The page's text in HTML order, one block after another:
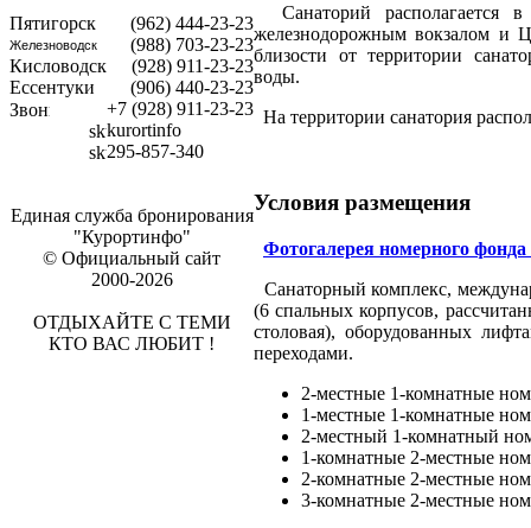
Пятигорск (962) 444-23-23
Железноводск
(988) 703-23-23
Кисловодск
(928) 911-23-23
Ессентуки
(906) 440-23-23
+7 (928) 911-23-23
kurortinfo
295-857-340
Единая служба бронирования
"Курортинфо"
© Официальный сайт
2000-2026
ОТДЫХАЙТЕ С ТЕМИ
КТО ВАС ЛЮБИТ !
Санаторий располагается
железнодорожным вокзалом и
близости от территории
воды.
На территории санатория
Условия размещения
Фотогалерея номерного
Санаторный комплекс,
(6 спальных корпусов,
столовая), оборудованных
переходами.
2-местные 1-комнатные
1-местные 1-комнатные
2-местный 1-комнатный
1-комнатные 2-местные
2-комнатные 2-местные
3-комнатные 2-местные